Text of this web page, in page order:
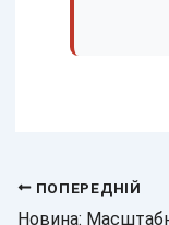
ПОПЕРЕДНІЙ